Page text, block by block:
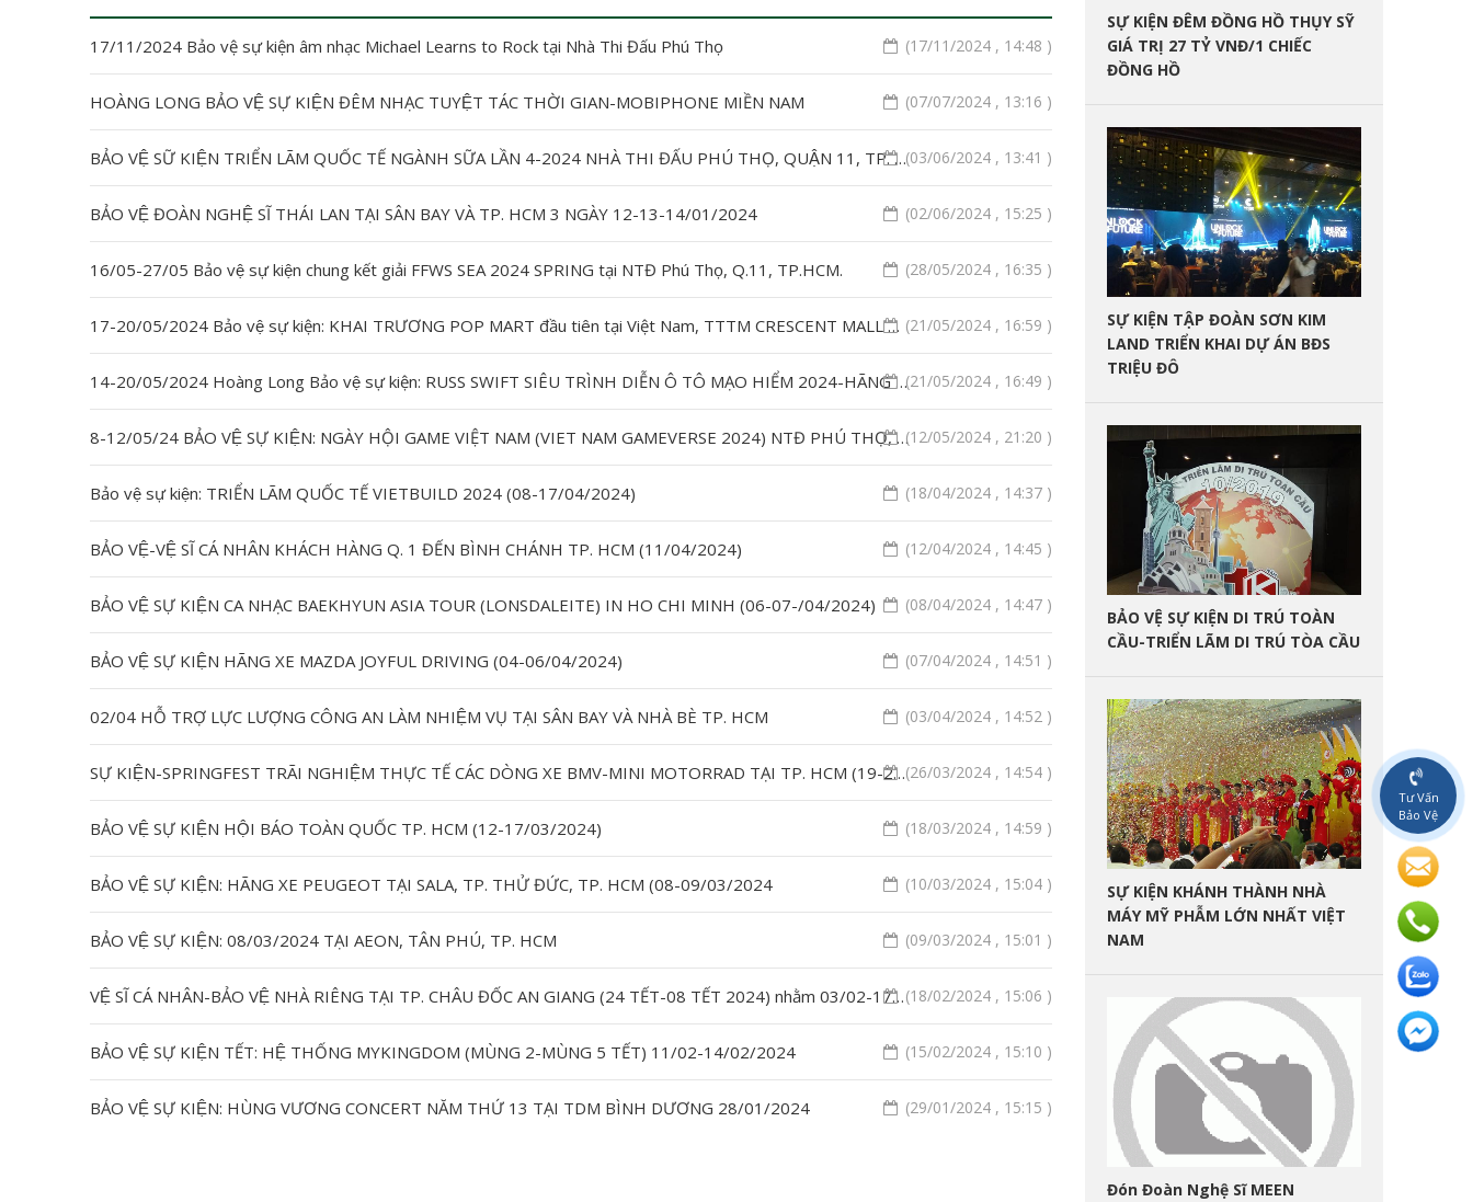
17/11/2024 Bảo vệ sự kiện âm nhạc Michael Learns to Rock tại Nhà Thi Đấu Phú Thọ (17/11/2024 , 14:48 )
HOÀNG LONG BẢO VỆ SỰ KIỆN ĐÊM NHẠC TUYỆT TÁC THỜI GIAN-MOBIPHONE MIỀN NAM (07/07/2024 , 13:16 )
BẢO VỆ SỮ KIỆN TRIỂN LÃM QUỐC TẾ NGÀNH SỮA LẦN 4-2024 NHÀ THI ĐẤU PHÚ THỌ, QUẬN 11, TP. HCM(03/06/2024 , 13:41 )
BẢO VỆ ĐOÀN NGHỆ SĨ THÁI LAN TẠI SÂN BAY VÀ TP. HCM 3 NGÀY 12-13-14/01/2024 (02/06/2024 , 15:25 )
16/05-27/05 Bảo vệ sự kiện chung kết giải FFWS SEA 2024 SPRING tại NTĐ Phú Thọ, Q.11, TP.HCM. (28/05/2024 , 16:35 )
17-20/05/2024 Bảo vệ sự kiện: KHAI TRƯƠNG POP MART đầu tiên tại Việt Nam, TTTM CRESCENT MALL Q. 7, TP. HCM. (21/05/2024 , 16:59 )
14-20/05/2024 Hoàng Long Bảo vệ sự kiện: RUSS SWIFT SIÊU TRÌNH DIỄN Ô TÔ MẠO HIỂM 2024-HÃNG XE SUBARU tại SECC, Q.7, TP. HCM.(21/05/2024 , 16:49 )
8-12/05/24 BẢO VỆ SỰ KIỆN: NGÀY HỘI GAME VIỆT NAM (VIET NAM GAMEVERSE 2024) NTĐ PHÚ THỌ, Q.11, TP. HCM.(12/05/2024 , 21:20 )
Bảo vệ sự kiện: TRIỂN LÃM QUỐC TẾ VIETBUILD 2024 (08-17/04/2024) (18/04/2024 , 14:37 )
BẢO VỆ-VỆ SĨ CÁ NHÂN KHÁCH HÀNG Q. 1 ĐẾN BÌNH CHÁNH TP. HCM (11/04/2024) (12/04/2024 , 14:45 )
BẢO VỆ SỰ KIỆN CA NHẠC BAEKHYUN ASIA TOUR (LONSDALEITE) IN HO CHI MINH (06-07-/04/2024) (08/04/2024 , 14:47 )
BẢO VỆ SỰ KIỆN HÃNG XE MAZDA JOYFUL DRIVING (04-06/04/2024) (07/04/2024 , 14:51 )
02/04 HỖ TRỢ LỰC LƯỢNG CÔNG AN LÀM NHIỆM VỤ TẠI SÂN BAY VÀ NHÀ BÈ TP. HCM (03/04/2024 , 14:52 )
SỰ KIỆN-SPRINGFEST TRÃI NGHIỆM THỰC TẾ CÁC DÒNG XE BMV-MINI MOTORRAD TẠI TP. HCM (19-25/03/2024)(26/03/2024 , 14:54 )
BẢO VỆ SỰ KIỆN HỘI BÁO TOÀN QUỐC TP. HCM (12-17/03/2024) (18/03/2024 , 14:59 )
BẢO VỆ SỰ KIỆN: HÃNG XE PEUGEOT TẠI SALA, TP. THỬ ĐỨC, TP. HCM (08-09/03/2024 (10/03/2024 , 15:04 )
BẢO VỆ SỰ KIỆN: 08/03/2024 TẠI AEON, TÂN PHÚ, TP. HCM (09/03/2024 , 15:01 )
VỆ SĨ CÁ NHÂN-BẢO VỆ NHÀ RIÊNG TẠI TP. CHÂU ĐỐC AN GIANG (24 TẾT-08 TẾT 2024) nhằm 03/02-17/02/2024(18/02/2024 , 15:06 )
BẢO VỆ SỰ KIỆN TẾT: HỆ THỐNG MYKINGDOM (MÙNG 2-MÙNG 5 TẾT) 11/02-14/02/2024 (15/02/2024 , 15:10 )
BẢO VỆ SỰ KIỆN: HÙNG VƯƠNG CONCERT NĂM THỨ 13 TẠI TDM BÌNH DƯƠNG 28/01/2024 (29/01/2024 , 15:15 )
SỰ KIỆN ĐÊM ĐỒNG HỒ THỤY SỸ
GIÁ TRỊ 27 TỶ VNĐ/1 CHIẾC
ĐỒNG HỒ
SỰ KIỆN TẬP ĐOÀN SƠN KIM
LAND TRIỂN KHAI DỰ ÁN BĐS
TRIỆU ĐÔ
BẢO VỆ SỰ KIỆN DI TRÚ TOÀN
CẦU-TRIỂN LÃM DI TRÚ TÒA CẦU
SỰ KIỆN KHÁNH THÀNH NHÀ
MÁY MỸ PHẪM LỚN NHẤT VIỆT
NAM
Đón Đoàn Nghệ Sĩ MEEN
Tư Vấn
Bảo Vệ